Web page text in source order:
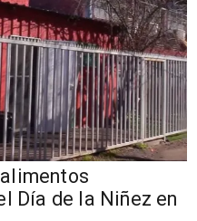
Día de la Niñez en